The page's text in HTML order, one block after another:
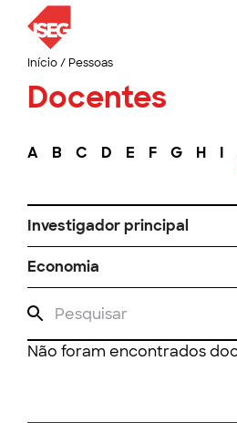
Início/ Pessoas
Docentes
A B C D E F G H I
Investigador principal
Economia
Não foram encontrados